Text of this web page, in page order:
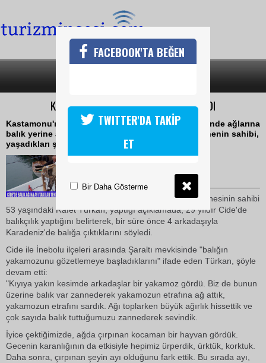
KASTAMONUDA BALIK AĞINA AYI TAKILDI
Kastamonu'nun Cide ilçesinde, denizin kıyı kesiminde ağlarına
balık yerine ayı takılan balıkçıların bulunduğu teknenin sahibi,
yaşadıkları şaşkınlık ve korku dolu anları anlattı.
"Bayramoğlu" adlı balıkçı teknesinin sahibi
53 yaşındaki Rafet Türkan, yaptığı açıklamada, 29 yıldır Cide'de
balıkçılık yaptığını belirterek, bir süre önce 4 arkadaşıyla
Karadeniz'de balığa çıktıklarını söyledi.
Cide ile İnebolu ilçeleri arasında Şaraltı mevkisinde "balığın
yakamozunu gözetlemeye başladıklarını" ifade eden Türkan, şöyle
devam etti:
"Kıyıya yakın kesimde arkadaşlar bir yakamoz gördü. Biz de bunun
üzerine balık var zannederek yakamozun etrafına ağ attık,
yakamozun etrafını sardık. Ağı toplarken büyük ağırlık hissettik ve
çok sayıda balık tuttuğumuzu zannederek sevindik.
İyice çektiğimizde, ağda çırpınan kocaman bir hayvan gördük.
Gecenin karanlığının da etkisiyle hepimiz ürperdik, ürktük, korktuk.
Daha sonra, çırpınan şeyin ayı olduğunu fark ettik. Bu sırada ayı,
FACEBOOK'TA BEĞEN
TWITTER'DA TAKİP
ET
Bir Daha Gösterme